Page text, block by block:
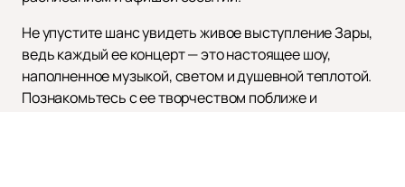
Не упустите шанс увидеть живое выступление Зары,
ведь каждый ее концерт — это настоящее шоу,
наполненное музыкой, светом и душевной теплотой.
Познакомьтесь с ее творчеством поближе и